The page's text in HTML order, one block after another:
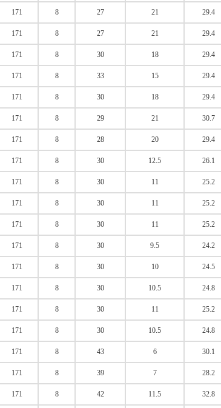
171 8 27 21 29.4
171 8 27 21 29.4
171 8 30 18 29.4
171 8 33 15 29.4
171 8 30 18 29.4
171 8 29 21 30.7
171 8 28 20 29.4
171 8 30 12.5 26.1
171 8 30 11 25.2
171 8 30 11 25.2
171 8 30 11 25.2
171 8 30 9.5 24.2
171 8 30 10 24.5
171 8 30 10.5 24.8
171 8 30 11 25.2
171 8 30 10.5 24.8
171 8 43 6 30.1
171 8 39 7 28.2
171 8 42 11.5 32.8